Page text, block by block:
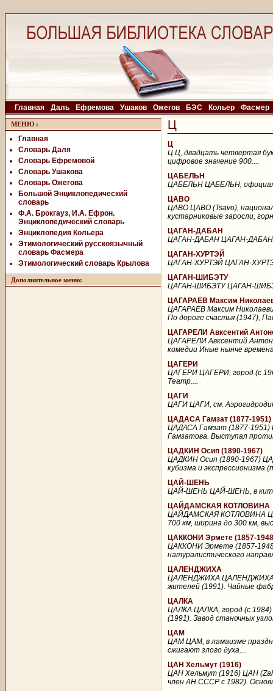
Главная Даль Ефремова Ушаков Ожегов БЭС Кольер Фасмер
МЕНЮ :
Главная
Словарь Даля
Словарь Ефремовой
Словарь Ушакова
Словарь Ожегова
Большой Энциклопедический
словарь
Ф.А. Брокгауз, И.А. Ефрон.
Энциклопедический словарь
Энциклопедия Кольера
Этимологический русскоязычный
словарь Фасмера
Этимологический словарь Крылова
Дополнительное меню:
Ц
Ц
Ц Ц, двадцать четвертая
цифровое значение 900....
ЦАБЕЛЬН
ЦАБЕЛЬН ЦАБЕЛЬН,
ЦАВО
ЦАВО ЦАВО (Tsavo),
кустарниковые заросли,
ЦАГАН-ДАБАН
ЦАГАН-ДАБАН ЦАГАН-ДАБАН,
ЦАГАН-ХУРТЭЙ
ЦАГАН-ХУРТЭЙ ЦАГАН-
ЦАГАН-ШИБЭТУ
ЦАГАН-ШИБЭТУ ЦАГАН-
ЦАГАРАЕВ Максим
ЦАГАРАЕВ Максим
По дороге счастья (1947),
ЦАГАРЕЛИ Авксентий
ЦАГАРЕЛИ Авксентий
комедии Иные нынче
ЦАГЕРИ
ЦАГЕРИ ЦАГЕРИ, город (с
Театр....
ЦАГИ
ЦАГИ ЦАГИ, см.
ЦАДАСА Гамзат (1877-1951)
ЦАДАСА Гамзат (1877-1951)
Гамзатова. Выступал
ЦАДКИН Осип (1890-1967)
ЦАДКИН Осип (1890-1967)
кубизма и
ЦАЙ-ШЕНЬ
ЦАЙ-ШЕНЬ ЦАЙ-ШЕНЬ, в
ЦАЙДАМСКАЯ КОТЛОВИНА
ЦАЙДАМСКАЯ КОТЛОВИНА
700 км, ширина до 300 км,
ЦАККОНИ Эрмете (1857-
ЦАККОНИ Эрмете (1857-
натуралистического
ЦАЛЕНДЖИХА
ЦАЛЕНДЖИХА ЦАЛЕНДЖИХА,
жителей (1991). Чайные
ЦАЛКА
ЦАЛКА ЦАЛКА, город (с 1984)
(1991). Завод станочных
ЦАМ
ЦАМ ЦАМ, в ламаизме
сжигают злого духа....
ЦАН Хельмут (1916)
ЦАН Хельмут (1916) ЦАН
член АН СССР с 1982).